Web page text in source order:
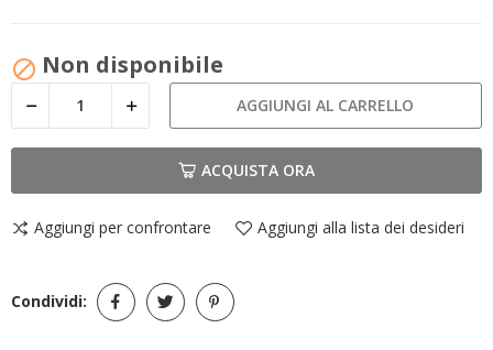
 Non disponibile
AGGIUNGI AL CARRELLO
ACQUISTA ORA
Aggiungi per confrontare Aggiungi alla lista dei desideri
Condividi: